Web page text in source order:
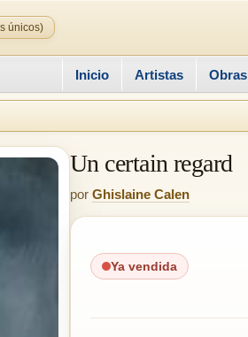
únicos)
Inicio Artistas Obras
Un certain regard
por Ghislaine Calen
Ya vendida